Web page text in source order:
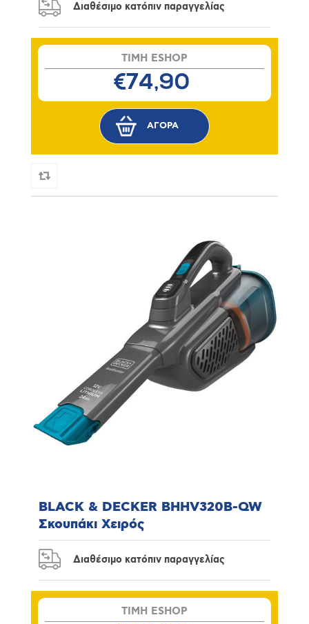
Διαθέσιμο κατόπιν παραγγελίας
TIMH ESHOP
€74,90
BLACK & DECKER BHHV320B-QW
Σκουπάκι Χειρός
Διαθέσιμο κατόπιν παραγγελίας
TIMH ESHOP